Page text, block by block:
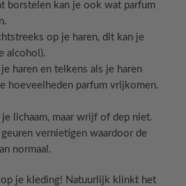
borstelen kan je ook wat parfum
op je haren, dit kan je
alcohol).
haren en telkens als je haren
hoeveelheden parfum vrijkomen.
je lichaam, maar wrijf of dep niet.
geuren vernietigen waardoor de
normaal.
je kleding! Natuurlijk klinkt het